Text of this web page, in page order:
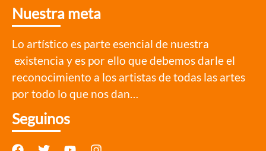
Nuestra meta
Lo artístico es parte esencial de nuestra
existencia y es por ello que debemos darle el
reconocimiento a los artistas de todas las artes
por todo lo que nos dan…
Seguinos